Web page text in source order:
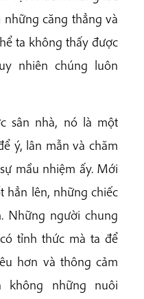
căng thẳng và
ta không thấy được
nhiên chúng luôn
sân nhà, nó là một
ý, lân mẫn và chăm
mầu nhiệm ấy. Mới
hẳn lên, những chiếc
Những người chung
tỉnh thức mà ta để
hơn và thông cảm
không những nuôi